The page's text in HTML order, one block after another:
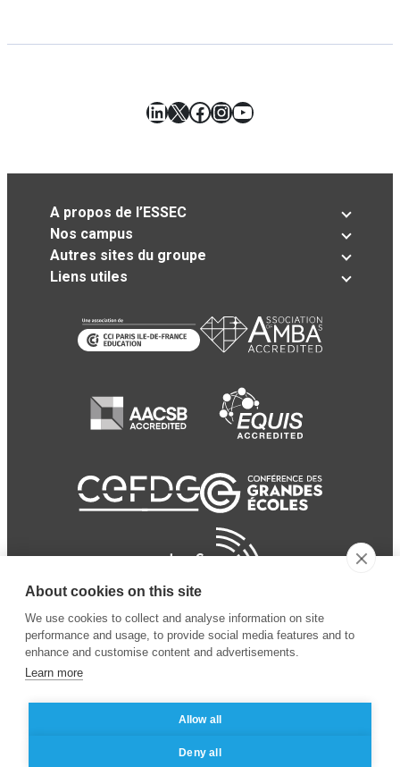
LinkedIn
X Facebook
Instagram
YouTube
A propos de l’ESSEC
Nos campus
Autres sites du groupe
Liens utiles
Mentions légales
About cookies on this site
We use cookies to collect and analyse information on site
performance and usage, to provide social media features and to
enhance and customise content and advertisements.
Learn more
Allow all
Deny all